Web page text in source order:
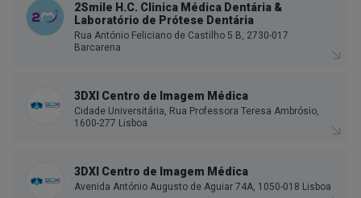
2Smile H.C. Clinica Médica Dentária &
Laboratório de Prótese Dentária
Rua António Feliciano de Castilho 5 B, 2730-017
Barcarena
3DXI Centro de Imagem Médica
Cidade Universitária, Rua Professora Teresa Ambrósio,
1600-277 Lisboa
3DXI Centro de Imagem Médica
Avenida António Augusto de Aguiar 74A, 1050-018 Lisboa